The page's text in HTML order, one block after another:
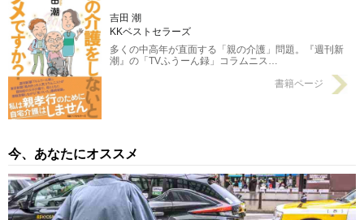
吉田 潮
KKベストセラーズ
多くの中高年が直面する「親の介護」問題。『週刊新
潮』の「TVふうーん録」コラムニス…
書籍ページ
今、あなたにオススメ